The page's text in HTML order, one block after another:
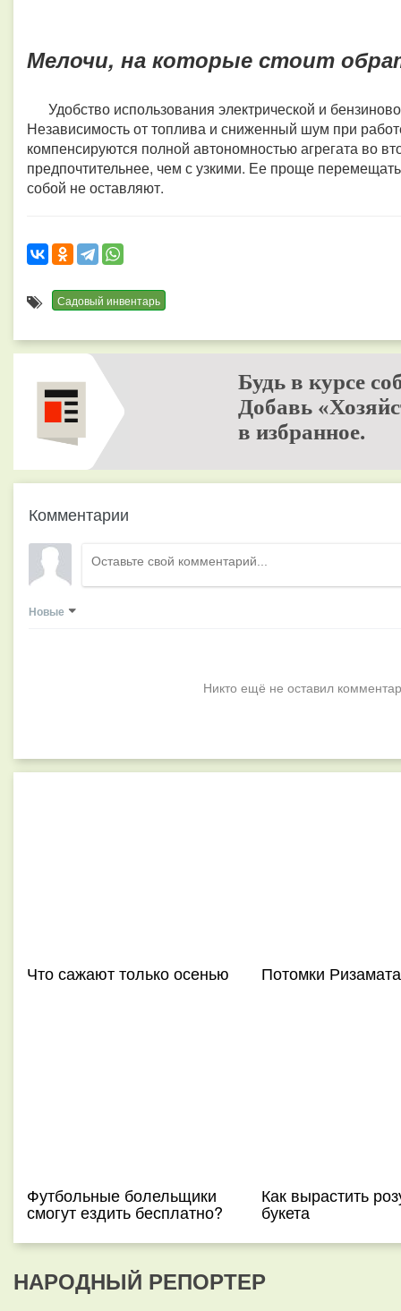
Мелочи, на которые стоит
Удобство использования электрической и
Независимость от топлива и сниженный шум при
компенсируются полной автономностью агрегата во
предпочтительнее, чем с узкими. Ее проще
собой не оставляют.
Садовый инвентарь
Будь в курсе
Добавь
в избранное.
Комментарии
Новые
Никто ещё не оставил
Что сажают только осенью Потомки Ризамата
Футбольные болельщики
смогут ездить бесплатно?
Как вырастить
букета
НАРОДНЫЙ РЕПОРТЕР